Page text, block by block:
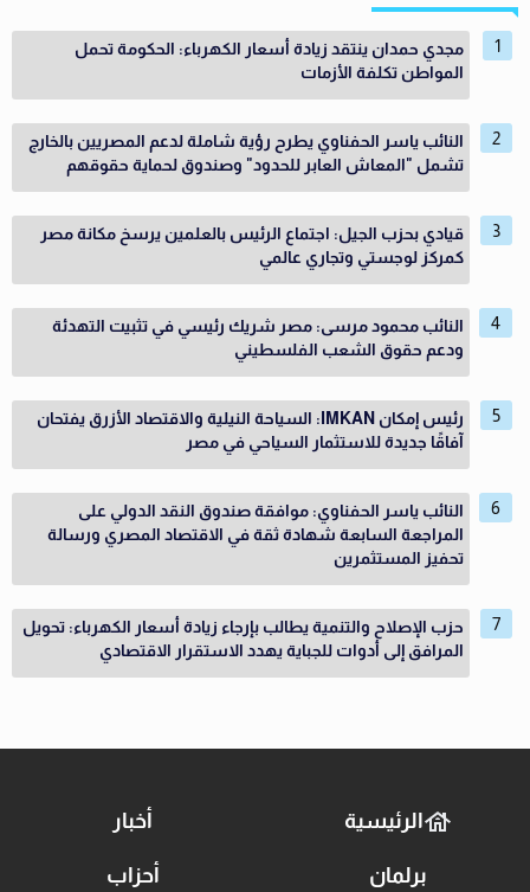
مجدي حمدان ينتقد زيادة أسعار الكهرباء: الحكومة تحمل
المواطن تكلفة الأزمات
النائب ياسر الحفناوي يطرح رؤية شاملة لدعم المصريين بالخارج
تشمل "المعاش العابر للحدود" وصندوق لحماية حقوقهم
قيادي بحزب الجيل: اجتماع الرئيس بالعلمين يرسخ مكانة مصر
كمركز لوجستي وتجاري عالمي
النائب محمود مرسى: مصر شريك رئيسي في تثبيت التهدئة
ودعم حقوق الشعب الفلسطيني
رئيس إمكان IMKAN: السياحة النيلية والاقتصاد الأزرق يفتحان
آفاقًا جديدة للاستثمار السياحي في مصر
النائب ياسر الحفناوي: موافقة صندوق النقد الدولي على
المراجعة السابعة شهادة ثقة في الاقتصاد المصري ورسالة
تحفيز المستثمرين
حزب الإصلاح والتنمية يطالب بإرجاء زيادة أسعار الكهرباء: تحويل
المرافق إلى أدوات للجباية يهدد الاستقرار الاقتصادي
الرئيسية أخبار
برلمان أحزاب